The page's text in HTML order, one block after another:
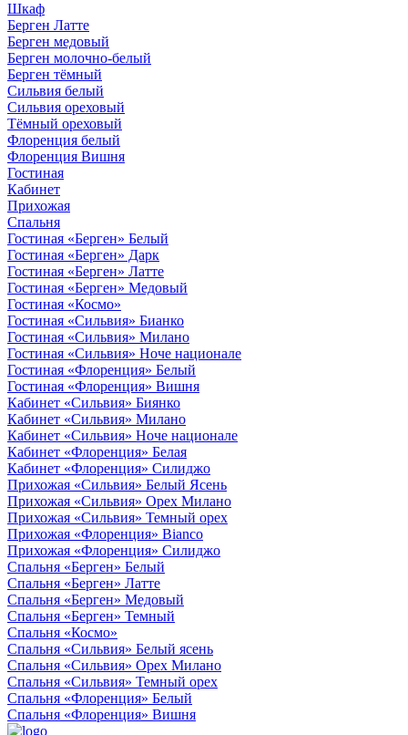
Шкаф
Берген Латте
Берген медовый
Берген молочно-белый
Берген тёмный
Сильвия белый
Сильвия ореховый
Тёмный ореховый
Флоренция белый
Флоренция Вишня
Гостиная
Кабинет
Прихожая
Спальня
Гостиная «Берген» Белый
Гостиная «Берген» Дарк
Гостиная «Берген» Латте
Гостиная «Берген» Медовый
Гостиная «Космо»
Гостиная «Сильвия» Бианко
Гостиная «Сильвия» Милано
Гостиная «Сильвия» Ноче национале
Гостиная «Флоренция» Белый
Гостиная «Флоренция» Вишня
Кабинет «Сильвия» Биянко
Кабинет «Сильвия» Милано
Кабинет «Сильвия» Ноче национале
Кабинет «Флоренция» Белая
Кабинет «Флоренция» Силиджо
Прихожая «Сильвия» Белый Ясень
Прихожая «Сильвия» Орех Милано
Прихожая «Сильвия» Темный орех
Прихожая «Флоренция» Bianco
Прихожая «Флоренция» Силиджо
Спальня «Берген» Белый
Спальня «Берген» Латте
Спальня «Берген» Медовый
Спальня «Берген» Темный
Спальня «Космо»
Спальня «Сильвия» Белый ясень
Спальня «Сильвия» Орех Милано
Спальня «Сильвия» Темный орех
Спальня «Флоренция» Белый
Спальня «Флоренция» Вишня